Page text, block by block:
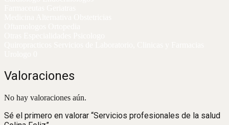
Valoraciones
No hay valoraciones aún.
Sé el primero en valorar “Servicios profesionales de la salud